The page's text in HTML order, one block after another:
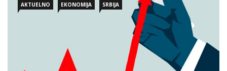
AKTUELNO EKONOMIJA SRBIJA